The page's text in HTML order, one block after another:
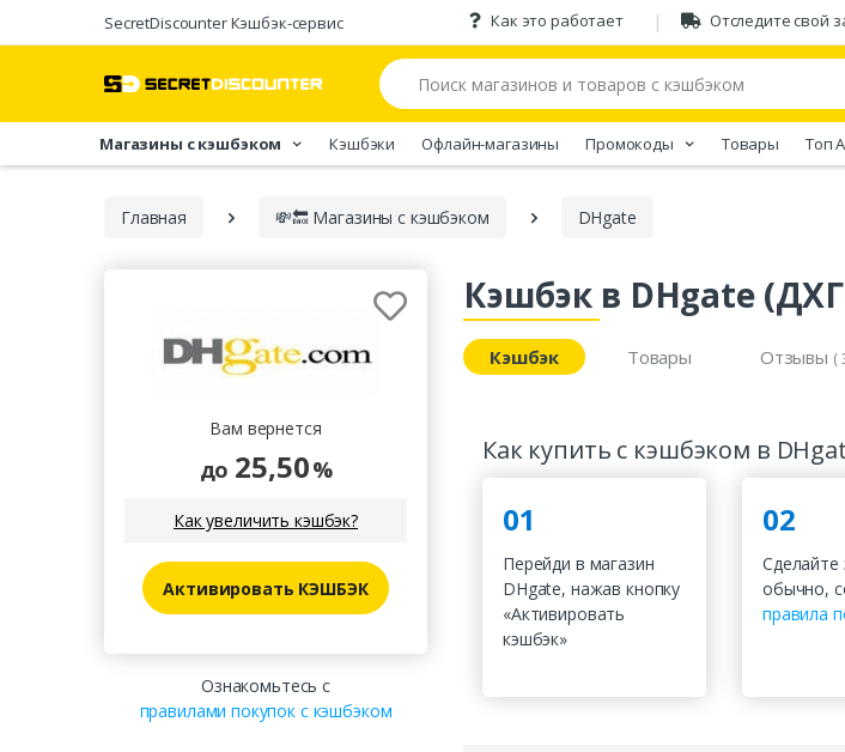
SecretDiscounter Кэшбэк-cервис Как это работает Отследите свой
Магазины с кэшбэком Кэшбэки Офлайн-магазины Промокоды Товары Tоп
Главная 💸🔙 Магазины с кэшбэком DHgate
Вам вернется
до 25,50%
Как увеличить кэшбэк?
Активировать КЭШБЭК
Ознакомьтесь с
правилами покупок с кэшбэком
Кэшбэк в DHgate
Кэшбэк Товары Отзывы (
Как купить с кэшбэком в
01
Перейди в магазин
DHgate, нажав кнопку
«Активировать
кэшбэк»
02
Сделайте
обычно,
правила